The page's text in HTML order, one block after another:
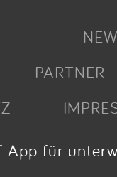
PARTNER
für